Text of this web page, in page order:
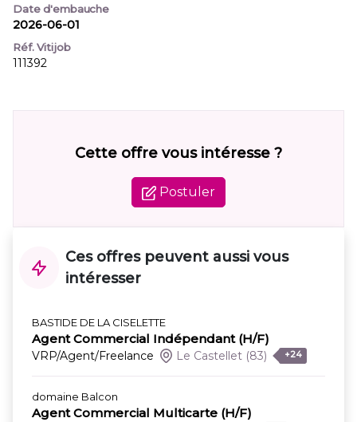
Date d'embauche
2026-06-01
Réf. Vitijob
111392
Cette offre vous intéresse ?
Postuler
Ces offres peuvent aussi vous
intéresser
BASTIDE DE LA CISELETTE
Agent Commercial Indépendant (H/F)
VRP/Agent/Freelance Le Castellet (83) +24
domaine Balcon
Agent Commercial Multicarte (H/F)